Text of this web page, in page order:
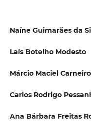
Naíne Guimarães da
Laís Botelho Modesto
Márcio Maciel Carneiro
Carlos Rodrigo
Ana Bárbara Freitas